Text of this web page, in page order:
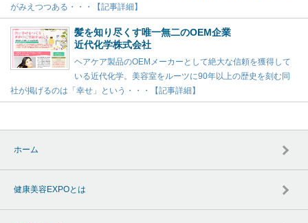
がみえつつある・・・【記事詳細】
髪を知り尽くす唯一無二のOEM企業
近代化学株式会社
ヘアケア製品のOEMメーカーとして絶大な信頼を獲得して
いる近代化学。美容室をルーツに90年以上の歴史を刻む同
社が掲げるのは「幸せ」という・・・【記事詳細】
ホーム
健康美容EXPOとは